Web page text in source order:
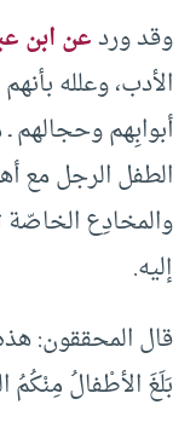
وقد وردعن ابن
الأدب، وعلله
أبوابِهم وحجالهم
الطفل الرجل مع
والمخادِع الخاصّة
إليه.
قال المحققون:
بَلَغَ الأطْفالُ مِنْكُمُ